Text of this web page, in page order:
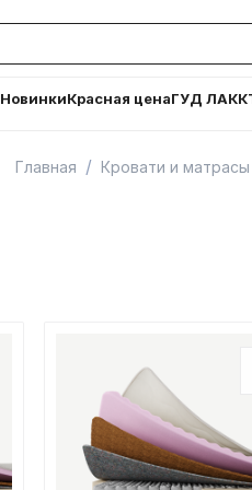
НовинкиКрасная ценаГУД ЛАКК
Главная / Кровати и матрасы